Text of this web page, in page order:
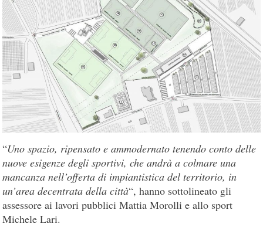
“Uno spazio, ripensato e ammodernato tenendo conto delle
nuove esigenze degli sportivi, che andrà a colmare una
mancanza nell’offerta di impiantistica del territorio, in
un’area decentrata della città“, hanno sottolineato gli
assessore ai lavori pubblici Mattia Morolli e allo sport
Michele Lari.